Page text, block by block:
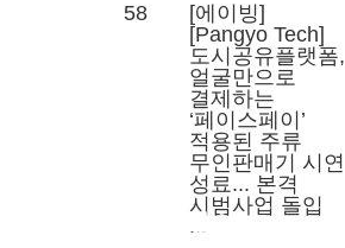
고객센터
58
[에이빙]
[Pangyo Tech]
도시공유플랫폼,
얼굴만으로
결제하는
‘페이스페이’
적용된 주류
무인판매기 시연
성료... 본격
시범사업 돌입
...